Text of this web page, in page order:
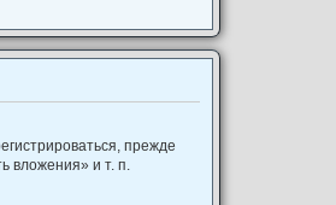
прежде
вложения» и т. п.